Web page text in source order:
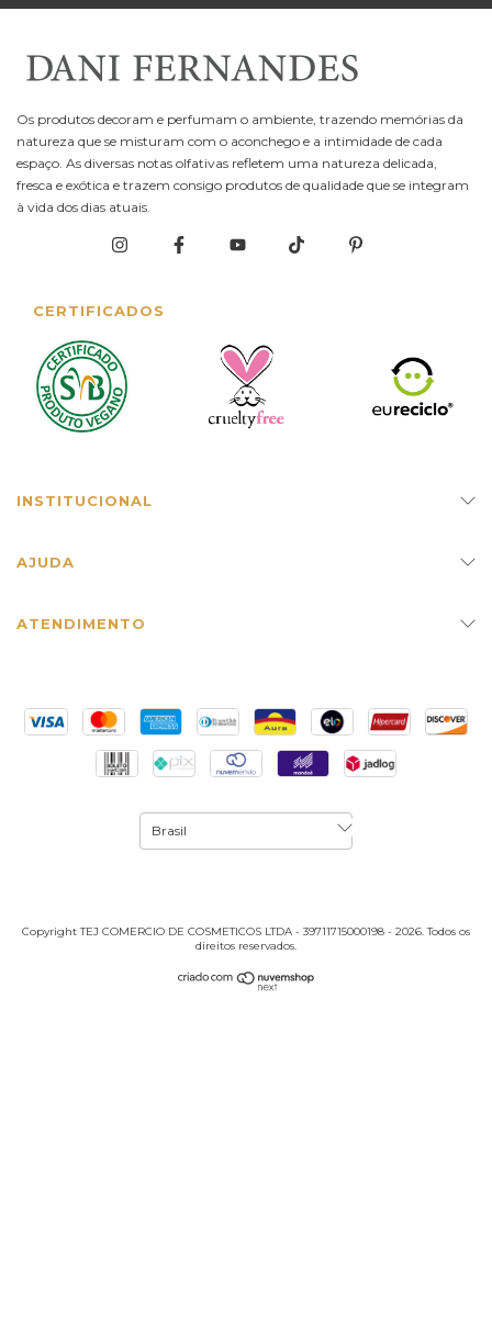
Os produtos decoram e perfumam o ambiente, trazendo memórias da
natureza que se misturam com o aconchego e a intimidade de cada
espaço. As diversas notas olfativas refletem uma natureza delicada,
fresca e exótica e trazem consigo produtos de qualidade que se integram
à vida dos dias atuais.
CERTIFICADOS
INSTITUCIONAL
AJUDA
ATENDIMENTO
Copyright TEJ COMERCIO DE COSMETICOS LTDA - 39711715000198 - 2026. Todos os
direitos reservados.